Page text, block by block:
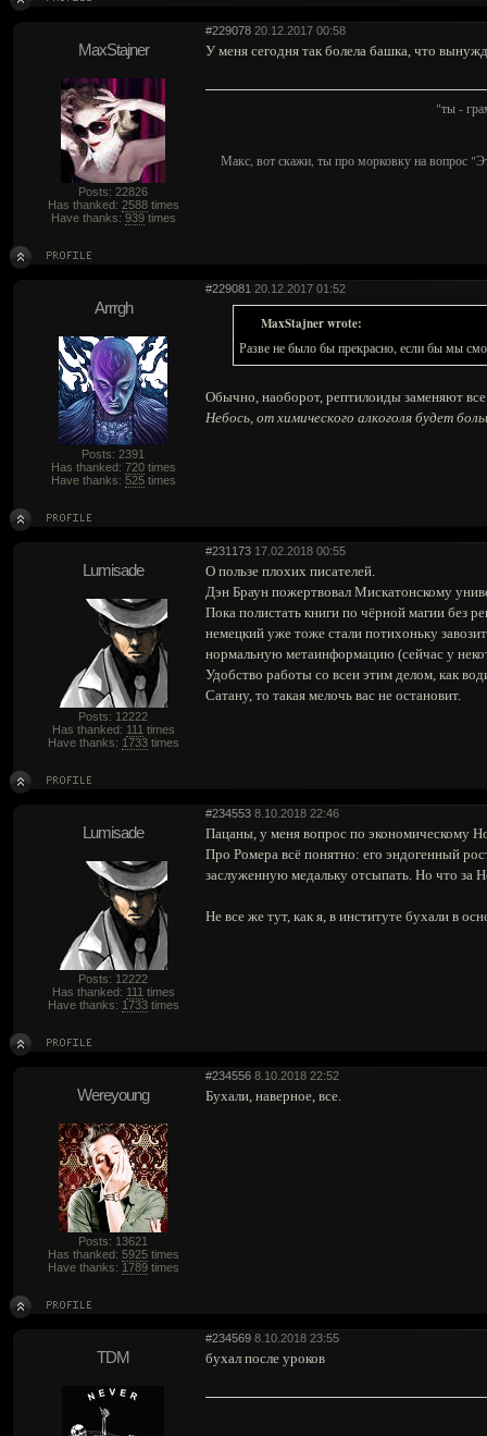
#229078 20.12.2017 00:58
MaxStajner
Posts: 22826
Has thanked: 2588times
Have thanks: 939times
У меня сегодня так болела башка, что
"ты -
Макс, вот скажи, ты про морковку на вопрос
#229081 20.12.2017 01:52
Arrrgh
Posts: 2391
Has thanked: 720times
Have thanks: 525times
MaxStajner wrote:
Разве не было бы прекрасно, если бы мы
Обычно, наоборот, рептилоиды заменяют
Небось, от химического алкоголя будет
#231173 17.02.2018 00:55
Lumisade
Posts: 12222
Has thanked: 111 times
Have thanks: 1733times
О пользе плохих писателей.
Дэн Браун пожертвовал Мискатонскому
Пока полистать книги по чёрной магии без
немецкий уже тоже стали потихоньку
нормальную метаинформацию (сейчас у
Удобство работы со всеи этим делом, как
Сатану, то такая мелочь вас не остановит.
#234553 8.10.2018 22:46
Lumisade
Posts: 12222
Has thanked: 111 times
Have thanks: 1733times
Пацаны, у меня вопрос по экономическому
Про Ромера всё понятно: его эндогенный
заслуженную медальку отсыпать. Но что за
Не все же тут, как я, в институте бухали в
#234556 8.10.2018 22:52
Wereyoung
Posts: 13621
Has thanked: 5925times
Have thanks: 1789times
Бухали, наверное, все.
#234569 8.10.2018 23:55
TDM бухал после уроков